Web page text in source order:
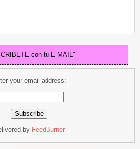
con tu E-MAIL"
your email address:
by FeedBurner